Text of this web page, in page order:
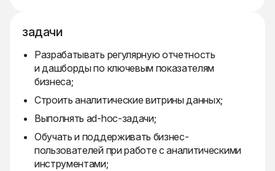
задачи
Разрабатывать регулярную отчетность
и дашборды по ключевым показателям
бизнеса;
Строить аналитические витрины данных;
Выполнять ad-hoc-задачи;
Обучать и поддерживать бизнес-
пользователей при работе с аналитическими
инструментами;